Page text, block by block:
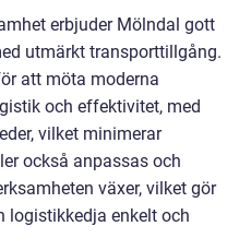
erbjuder Mölndal gott
utmärkt transporttillgång.
att möta moderna
och effektivitet, med
vilket minimerar
också anpassas och
växer, vilket gör
logistikkedja enkelt och